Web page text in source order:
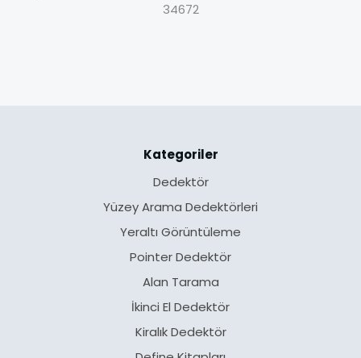
34672
Kategoriler
Dedektör
Yüzey Arama Dedektörleri
Yeraltı Görüntüleme
Pointer Dedektör
Alan Tarama
İkinci El Dedektör
Kiralık Dedektör